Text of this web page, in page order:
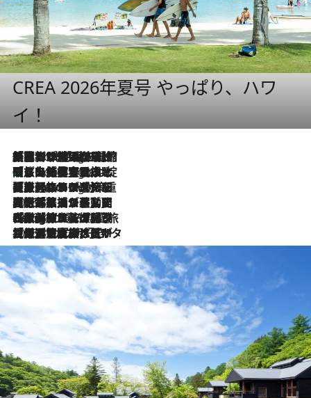
CREA 2026年夏号 やっぱり、ハワ
イ！
4 Hours Ago
「荷物が増えるほど旅ストレスは増す」美容ジャーナリストがたどり着いた最終結論。“化粧品を劇的に減らす”感動の凝縮美容とは
4 Hours Ago
「旅先には金髪ウィッグを持参」日本と同じメイクでは損してる!? 美容ジャーナリストが提案する“掟破りの旅美容”とは
4 Hours Ago
【厳選旅コスメ】「身軽さ＆UV対策重視！」ヘアアーティストshucoが選んだ夏旅ベストコスメを発表【Mサイズジップ】
2026.8.5
【厳選旅コスメ】国内をあちこち移動する河井菜摘が選んだ夏旅ベストコスメ発表！「リラックスアイテムはマスト」【Mサイズジップ】
2026.8.4
【厳選旅コスメ】「紫外線＆乾燥対策しながらメイク感も！」ヘア＆メイクGeorgeが選んだ夏旅ベストコスメを発表！【Mサイズジップ】
2026.8.3
【厳選旅コスメ】「保湿もタイパ重視！」“サウナ好き”タレント清水みさとが愛用する夏旅ベストコスメを発表！【Mサイズジップ】